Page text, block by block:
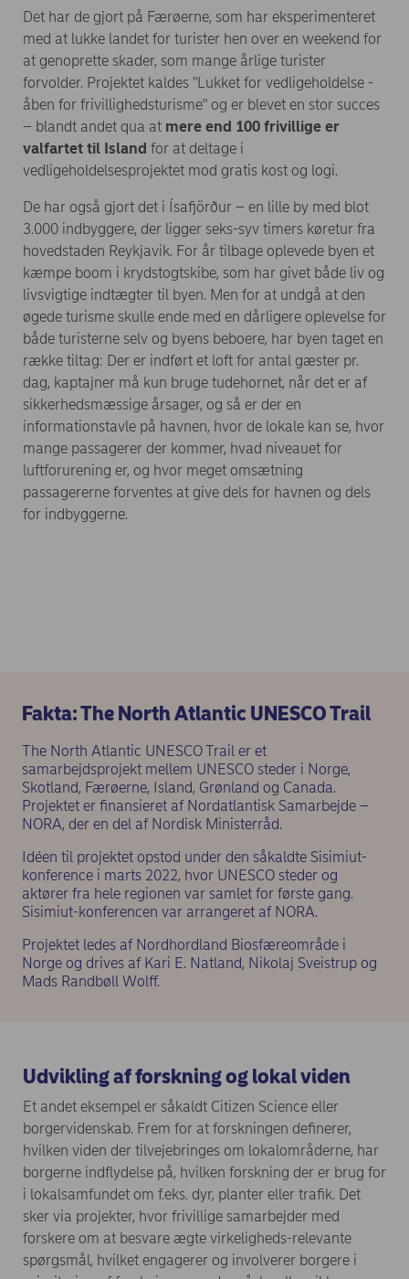
Det har de gjort på Færøerne, som har eksperimenteret
med at lukke landet for turister hen over en weekend for
at genoprette skader, som mange årlige turister
forvolder. Projektet kaldes "Lukket for vedligeholdelse -
åben for frivillighedsturisme" og er blevet en stor succes
– blandt andet qua at mere end 100 frivillige er
valfartet til Island for at deltage i
vedligeholdelsesprojektet mod gratis kost og logi.
De har også gjort det i Ísafjörður – en lille by med blot
3.000 indbyggere, der ligger seks-syv timers køretur fra
hovedstaden Reykjavik. For år tilbage oplevede byen et
kæmpe boom i krydstogtskibe, som har givet både liv og
livsvigtige indtægter til byen. Men for at undgå at den
øgede turisme skulle ende med en dårligere oplevelse for
både turisterne selv og byens beboere, har byen taget en
række tiltag: Der er indført et loft for antal gæster pr.
dag, kaptajner må kun bruge tudehornet, når det er af
sikkerhedsmæssige årsager, og så er der en
informationstavle på havnen, hvor de lokale kan se, hvor
mange passagerer der kommer, hvad niveauet for
luftforurening er, og hvor meget omsætning
passagererne forventes at give dels for havnen og dels
for indbyggerne.
Fakta: The North Atlantic UNESCO Trail
The North Atlantic UNESCO Trail er et
samarbejdsprojekt mellem UNESCO steder i Norge,
Skotland, Færøerne, Island, Grønland og Canada.
Projektet er finansieret af Nordatlantisk Samarbejde –
NORA, der en del af Nordisk Ministerråd.
Idéen til projektet opstod under den såkaldte Sisimiut-
konference i marts 2022, hvor UNESCO steder og
aktører fra hele regionen var samlet for første gang.
Sisimiut-konferencen var arrangeret af NORA.
Projektet ledes af Nordhordland Biosfæreområde i
Norge og drives af Kari E. Natland, Nikolaj Sveistrup og
Mads Randbøll Wolff.
Udvikling af forskning og lokal viden
Et andet eksempel er såkaldt Citizen Science eller
borgervidenskab. Frem for at forskningen definerer,
hvilken viden der tilvejebringes om lokalområderne, har
borgerne indflydelse på, hvilken forskning der er brug for
i lokalsamfundet om f.eks. dyr, planter eller trafik. Det
sker via projekter, hvor frivillige samarbejder med
forskere om at besvare ægte virkeligheds-relevante
spørgsmål, hvilket engagerer og involverer borgere i